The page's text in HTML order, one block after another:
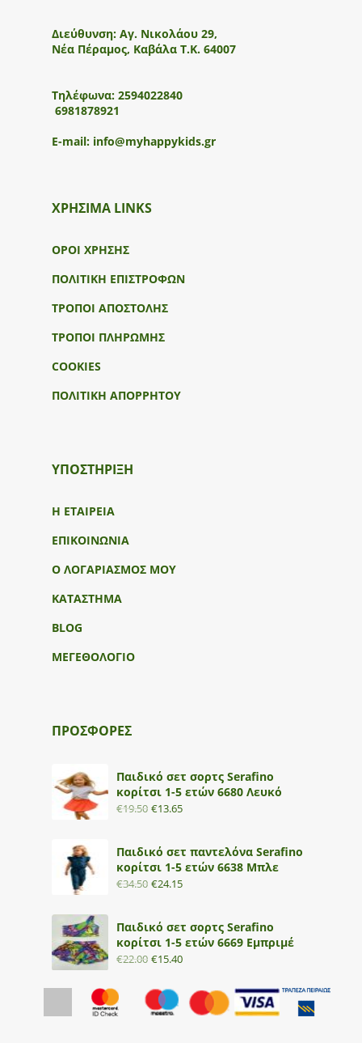
Διεύθυνση: Αγ. Νικολάου 29,
Νέα Πέραμος, Καβάλα Τ.Κ. 64007
Τηλέφωνα: 2594022840
6981878921
E-mail: info@myhappykids.gr
ΧΡΗΣΙΜΑ LINKS
ΟΡΟΙ ΧΡΗΣΗΣ
ΠΟΛΙΤΙΚΗ ΕΠΙΣΤΡΟΦΩΝ
ΤΡΟΠΟΙ ΑΠΟΣΤΟΛΗΣ
ΤΡΟΠΟΙ ΠΛΗΡΩΜΗΣ
COOKIES
ΠΟΛΙΤΙΚΗ ΑΠΟΡΡΗΤΟΥ
ΥΠΟΣΤΉΡΙΞΗ
Η ΕΤΑΙΡΕΙΑ
ΕΠΙΚΟΙΝΩΝΙΑ
Ο ΛΟΓΑΡΙΑΣΜΟΣ ΜΟΥ
ΚΑΤΑΣΤΗΜΑ
BLOG
ΜΕΓΕΘΟΛΟΓΙΟ
ΠΡΟΣΦΟΡΕΣ
Παιδικό σετ σορτς Serafino
κορίτσι 1-5 ετών 6680 Λευκό
€19.50 €13.65
Παιδικό σετ παντελόνα Serafino
κορίτσι 1-5 ετών 6638 Μπλε
€34.50 €24.15
Παιδικό σετ σορτς Serafino
κορίτσι 1-5 ετών 6669 Εμπριμέ
€22.00 €15.40